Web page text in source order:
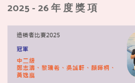
2025 - 26 年 度 獎 項